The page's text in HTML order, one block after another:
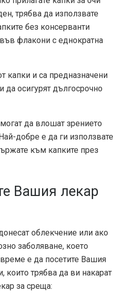
трябва да използвате
без консерванти
флакони с еднократна
капки и са предназначени
да осигурят дългосрочно
да влошат зрението
добре е да ги използвате
към капките през
Вашия лекар
облекчение или ако
заболяване, което
е да посетите Вашия
които трябва да ви накарат
за среща: